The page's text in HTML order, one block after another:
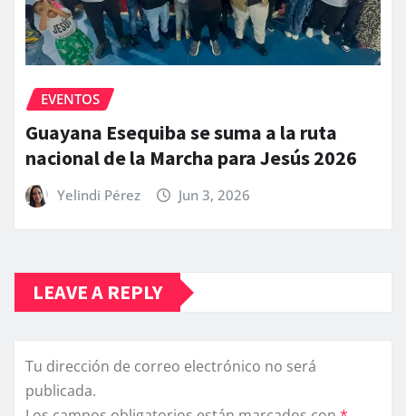
EVENTOS
Guayana Esequiba se suma a la ruta
nacional de la Marcha para Jesús 2026
Yelindi Pérez Jun 3, 2026
LEAVE A REPLY
Tu dirección de correo electrónico no será
publicada.